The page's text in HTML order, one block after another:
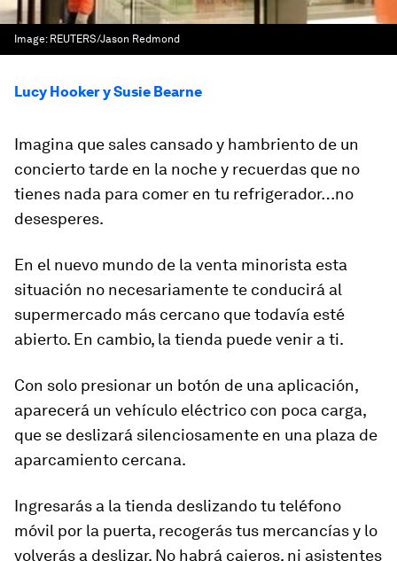
Image: REUTERS/Jason Redmond
Lucy Hooker y Susie Bearne
Imagina que sales cansado y hambriento de un
concierto tarde en la noche y recuerdas que no
tienes nada para comer en tu refrigerador…no
desesperes.
En el nuevo mundo de la venta minorista esta
situación no necesariamente te conducirá al
supermercado más cercano que todavía esté
abierto. En cambio, la tienda puede venir a ti.
Con solo presionar un botón de una aplicación,
aparecerá un vehículo eléctrico con poca carga,
que se deslizará silenciosamente en una plaza de
aparcamiento cercana.
Ingresarás a la tienda deslizando tu teléfono
móvil por la puerta, recogerás tus mercancías y lo
volverás a deslizar. No habrá cajeros, ni asistentes